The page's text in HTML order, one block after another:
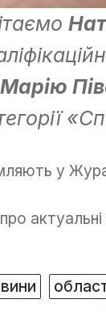
Марію
у
актуальні